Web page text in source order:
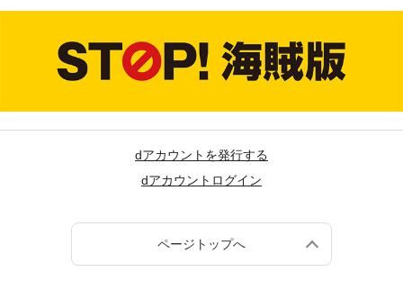
dアカウントを発行する
dアカウントログイン
ページトップへ